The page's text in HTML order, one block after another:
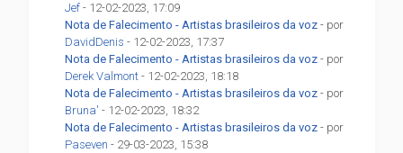
Jef - 12-02-2023, 17:09
Nota de Falecimento - Artistas brasileiros da voz - por
DavidDenis - 12-02-2023, 17:37
Nota de Falecimento - Artistas brasileiros da voz - por
Derek Valmont - 12-02-2023, 18:18
Nota de Falecimento - Artistas brasileiros da voz - por
Bruna' - 12-02-2023, 18:32
Nota de Falecimento - Artistas brasileiros da voz - por
Paseven - 29-03-2023, 15:38